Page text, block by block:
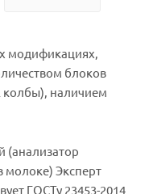
модификациях,
блоков
наличием
(анализатор
молоке) Эксперт
ГОСТу 23453-2014